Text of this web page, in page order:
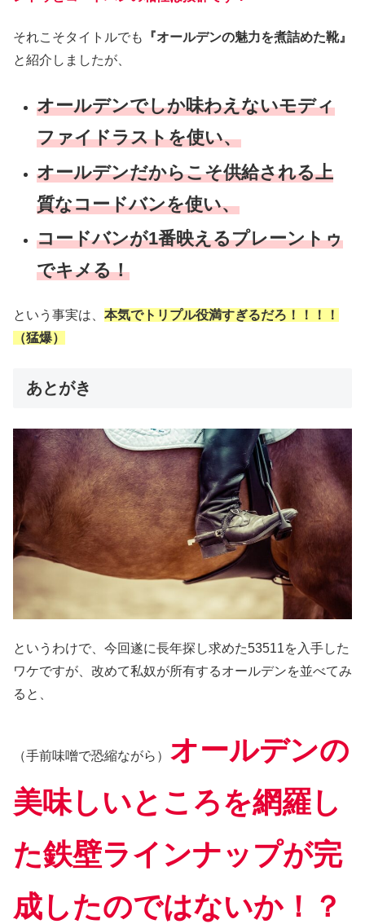
それこそタイトルでも
『オールデンの魅力を煮詰めた靴』
と紹介しましたが、
オールデンでしか味わえないモディ
ファイドラストを使い、
オールデンだからこそ供給される上
質なコードバンを使い、
コードバンが1番映えるプレーントゥ
でキメる！
という事実は、 本気でトリプル役満すぎるだろ！！！！
（猛爆）
あとがき
というわけで、今回遂に長年探し求めた53511を入手した
ワケですが、改めて私奴が所有するオールデンを並べてみ
ると、
（手前味噌で恐縮ながら） オールデンの
美味しいところを網羅し
た鉄壁ラインナップが完
成したのではないか！？